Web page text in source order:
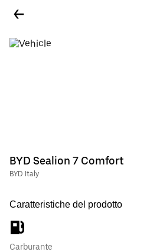
BYD Sealion 7 Comfort
BYD Italy
Caratteristiche del prodotto
Carburante